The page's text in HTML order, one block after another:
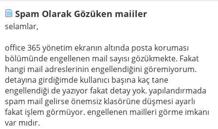
Spam Olarak Gözüken maiiler
selamlar,
office 365 yönetim ekranın altında posta koruması
bölümünde engellenen mail sayısı gözükmekte. Fakat
hangi mail adreslerinin engellendiğini göremiyorum.
detayına girdiğimde kullanıcı başına kaç tane
engellendiği de yazıyor fakat detay yok. yapılandırmada
spam mail gelirse önemsiz klasörüne düşmesi ayarlı
fakat işlem görmüyor. engellenen mailleri görme imkanı
var mıdır.